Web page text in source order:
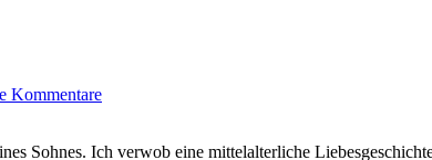
Kommentare
Sohnes. Ich verwob eine mittelalterliche